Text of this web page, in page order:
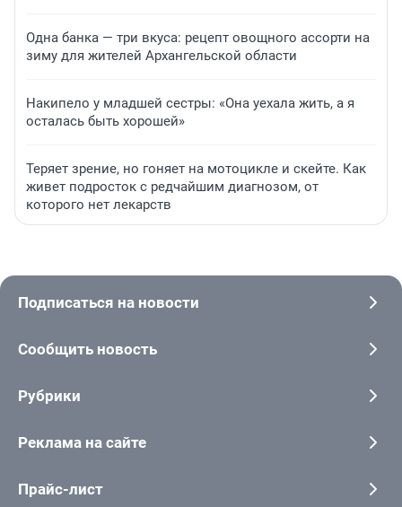
Одна банка — три вкуса: рецепт овощного ассорти на
зиму для жителей Архангельской области
Накипело у младшей сестры: «Она уехала жить, а я
осталась быть хорошей»
Теряет зрение, но гоняет на мотоцикле и скейте. Как
живет подросток с редчайшим диагнозом, от
которого нет лекарств
Подписаться на новости
Сообщить новость
Рубрики
Реклама на сайте
Прайс-лист